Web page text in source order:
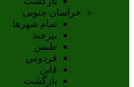
خراسان جنوبی
تمام شهر‌ها
بيرجند
طبس
فردوس
قاين
بازگشت